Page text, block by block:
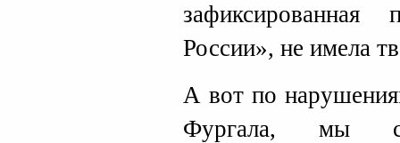
зафиксированная
России», не имела
А вот по
Фургала, мы